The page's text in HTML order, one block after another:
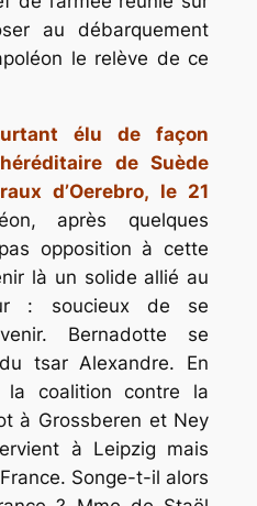
au débarquement
le relève de ce
élu de façon
de Suède
d’Oerebro, le 21
après quelques
opposition à cette
là un solide allié au
: soucieux de se
Bernadotte se
tsar Alexandre. En
coalition contre la
à Grossberen et Ney
à Leipzig mais
Songe-t-il alors